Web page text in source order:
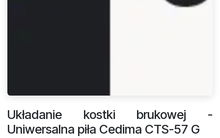
Układanie kostki brukowej -
Uniwersalna piła Cedima CTS-57 G